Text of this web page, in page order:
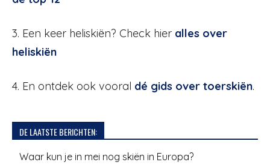
3. Een keer heliskiën? Check hier alles over
heliskiën
4. En ontdek ook vooral dé gids over toerskiën.
DE LAATSTE BERICHTEN:
Waar kun je in mei nog skiën in Europa?